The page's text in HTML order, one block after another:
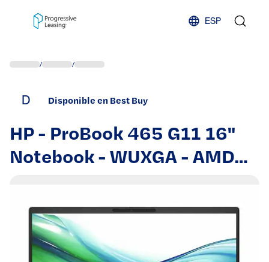
ESP
/ /
D Disponible en Best Buy
HP - ProBook 465 G11 16"
Notebook - WUXGA - AMD
512 GB SSD - English
Keyboard - Smar - Pike
Silver